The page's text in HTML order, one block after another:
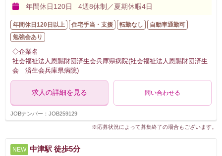
年間休日120日 4週8休制／夏期休暇4日
年間休日120日以上 住宅手当・支援 転勤なし
自動車通勤可
勉強会あり
◇企業名
社会福祉法人恩賜財団済生会兵庫県病院(社会福祉法人恩賜財団済生
会 済生会兵庫県病院)
求人の詳細を見る 問い合わせる
JOBナンバー：JOB259129
※応募状況によって募集終了の場合もございます。
NEW 中津駅 徒歩5分